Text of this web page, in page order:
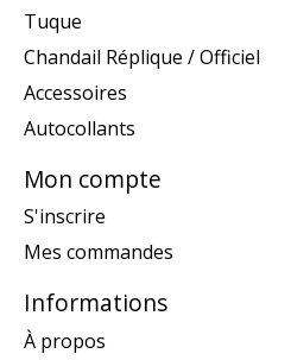
Tuque
Chandail Réplique / Officiel
Accessoires
Autocollants
Mon compte
S'inscrire
Mes commandes
Informations
À propos